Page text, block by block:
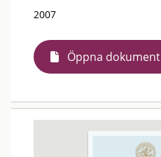
2007
Öppna dokument